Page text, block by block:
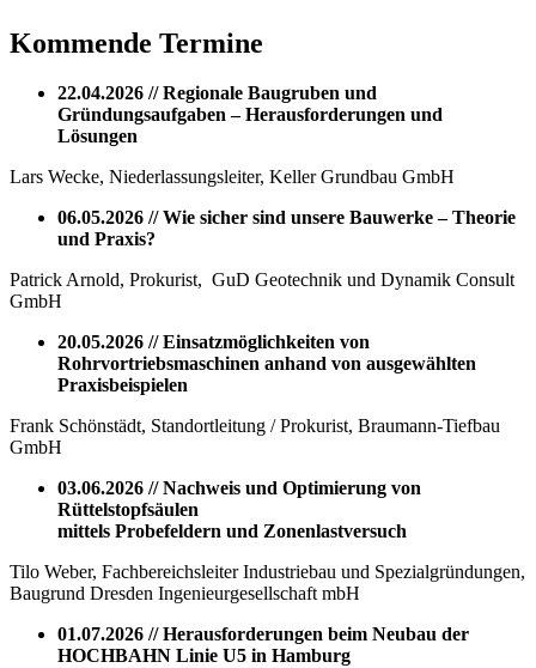
Kommende Termine
22.04.2026 // Regionale Baugruben und
Gründungsaufgaben – Herausforderungen und
Lösungen
Lars Wecke, Niederlassungsleiter, Keller Grundbau GmbH
06.05.2026 // Wie sicher sind unsere Bauwerke – Theorie
und Praxis?
Patrick Arnold, Prokurist, GuD Geotechnik und Dynamik Consult
GmbH
20.05.2026 // Einsatzmöglichkeiten von
Rohrvortriebsmaschinen anhand von ausgewählten
Praxisbeispielen
Frank Schönstädt, Standortleitung / Prokurist, Braumann-Tiefbau
GmbH
03.06.2026 // Nachweis und Optimierung von
Rüttelstopfsäulen
mittels Probefeldern und Zonenlastversuch
Tilo Weber, Fachbereichsleiter Industriebau und Spezialgründungen,
Baugrund Dresden Ingenieurgesellschaft mbH
01.07.2026 // Herausforderungen beim Neubau der
HOCHBAHN Linie U5 in Hamburg